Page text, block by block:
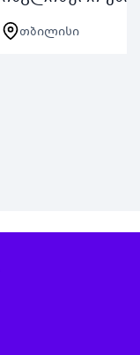
სასაუბრო
არ გამოტოვო
თბილისი